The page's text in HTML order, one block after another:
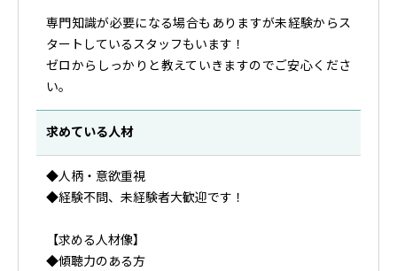
専門知識が必要になる場合もありますが未経験からス
タートしているスタッフもいます！
ゼロからしっかりと教えていきますのでご安心くださ
い。
求めている人材
◆人柄・意欲重視
◆経験不問、未経験者大歓迎です！
【求める人材像】
◆傾聴力のある方